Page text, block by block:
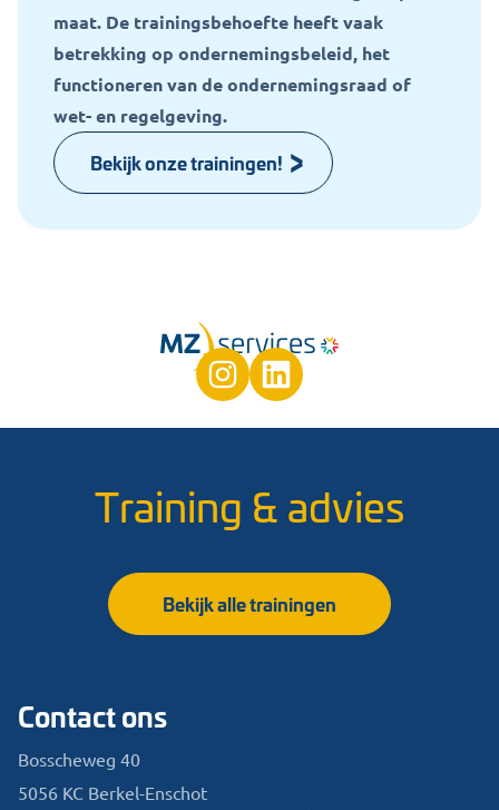
maat. De trainingsbehoefte heeft vaak
betrekking op ondernemingsbeleid, het
functioneren van de ondernemingsraad of
wet- en regelgeving.
Bekijk onze trainingen!
Training & advies
Bekijk alle trainingen
Contact ons
Bosscheweg 40
5056 KC Berkel-Enschot